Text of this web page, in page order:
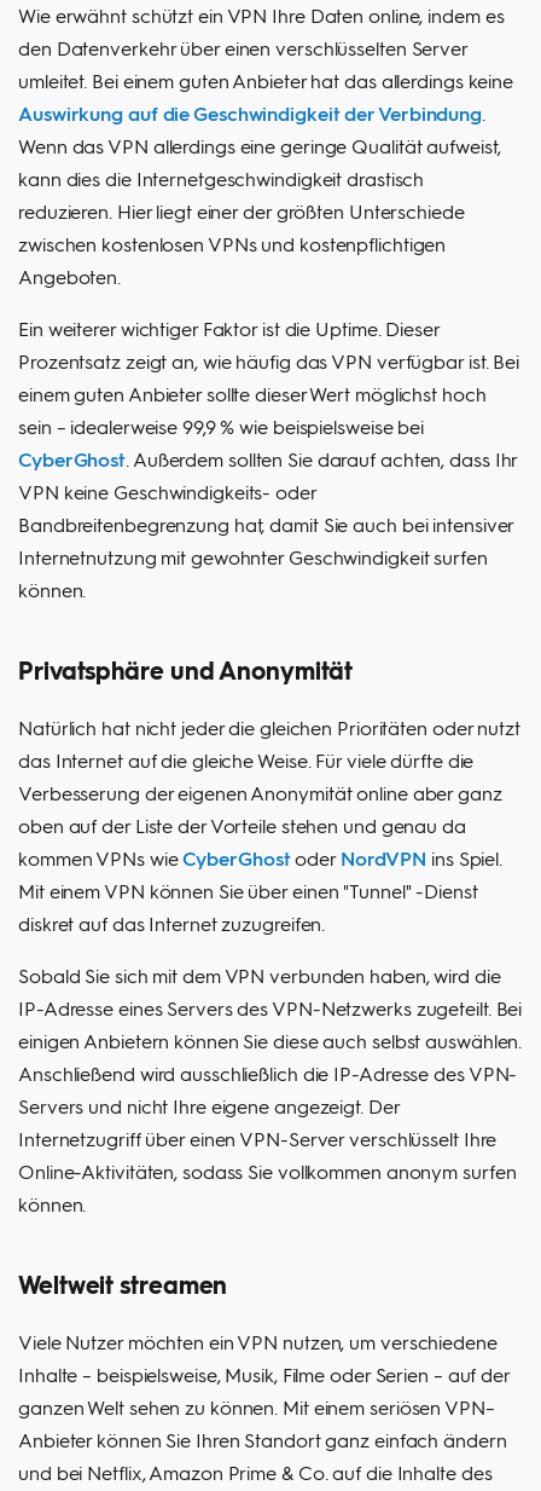
Wie erwähnt schützt ein VPN Ihre Daten online, indem es
den Datenverkehr über einen verschlüsselten Server
umleitet. Bei einem guten Anbieter hat das allerdings keine
Auswirkung auf die Geschwindigkeit der Verbindung
Wenn das VPN allerdings eine geringe Qualität aufweist,
kann dies die Internetgeschwindigkeit drastisch
reduzieren. Hier liegt einer der größten Unterschiede
zwischen kostenlosen VPNs und kostenpflichtigen
Angeboten.
Ein weiterer wichtiger Faktor ist die Uptime. Dieser
Prozentsatz zeigt an, wie häufig das VPN verfügbar ist. Bei
einem guten Anbieter sollte dieser Wert möglichst hoch
sein – idealerweise 99,9 % wie beispielsweise bei
CyberGhost . Außerdem sollten Sie darauf achten, dass Ihr
VPN keine Geschwindigkeits- oder
Bandbreitenbegrenzung hat, damit Sie auch bei intensiver
Internetnutzung mit gewohnter Geschwindigkeit surfen
können.
Privatsphäre und Anonymität
Natürlich hat nicht jeder die gleichen Prioritäten oder nutzt
das Internet auf die gleiche Weise. Für viele dürfte die
Verbesserung der eigenen Anonymität online aber ganz
oben auf der Liste der Vorteile stehen und genau da
kommen VPNs wieCyberGhostoderNordVPN ins Spiel.
Mit einem VPN können Sie über einen "Tunnel" -Dienst
diskret auf das Internet zuzugreifen.
Sobald Sie sich mit dem VPN verbunden haben, wird die
IP-Adresse eines Servers des VPN-Netzwerks zugeteilt. Bei
einigen Anbietern können Sie diese auch selbst auswählen.
Anschließend wird ausschließlich die IP-Adresse des VPN-
Servers und nicht Ihre eigene angezeigt. Der
Internetzugriff über einen VPN-Server verschlüsselt Ihre
Online-Aktivitäten, sodass Sie vollkommen anonym surfen
können.
Weltweit streamen
Viele Nutzer möchten ein VPN nutzen, um verschiedene
Inhalte – beispielsweise, Musik, Filme oder Serien – auf der
ganzen Welt sehen zu können. Mit einem seriösen VPN–
Anbieter können Sie Ihren Standort ganz einfach ändern
und bei Netflix, Amazon Prime & Co. auf die Inhalte des